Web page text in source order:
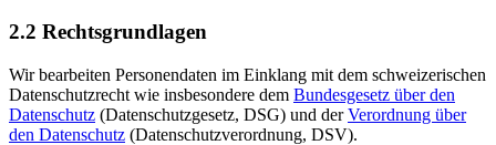
2.2 Rechtsgrundlagen
Wir bearbeiten Personendaten im Einklang mit dem schweizerischen
Datenschutzrecht wie insbesondere dem Bundesgesetz über den
Datenschutz (Datenschutzgesetz, DSG) und derVerordnung über
den Datenschutz (Datenschutzverordnung, DSV).